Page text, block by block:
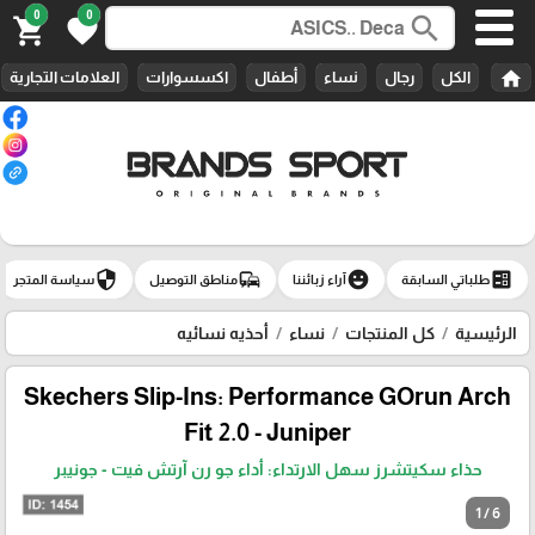
search
0
favorite
0
shopping_cart
home الكل رجال نساء أطفال اكسسوارات العلامات التجارية
ballotطلباتي السابقة emoji_emotionsآراء زبائننا commuteمناطق التوصيل securityسياسة المتجر
الرئيسية كل المنتجات نساء أحذيه نسائيه
Skechers Slip-Ins: Performance GOrun Arch
Fit 2.0 - Juniper
حذاء سكيتشرز سهل الارتداء: أداء جو رن آرتش فيت - جونيبر
1 / 6